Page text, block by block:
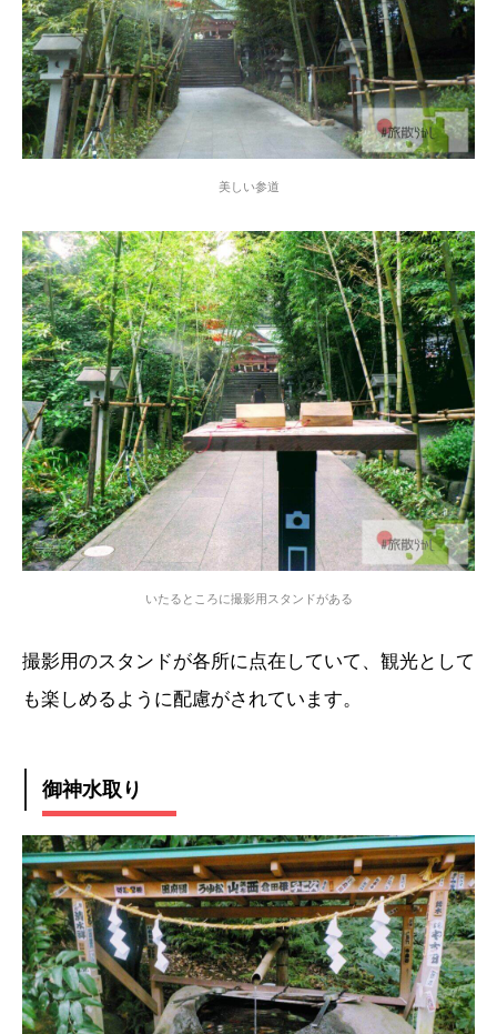
美しい参道
いたるところに撮影用スタンドがある
撮影用のスタンドが各所に点在していて、観光として
も楽しめるように配慮がされています。
御神水取り